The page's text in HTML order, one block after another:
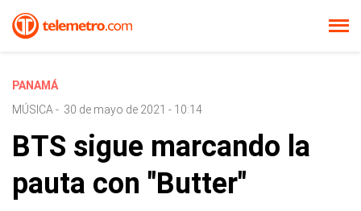
PANAMÁ
MÚSICA - 30 de mayo de 2021 - 10:14
BTS sigue marcando la
pauta con "Butter"